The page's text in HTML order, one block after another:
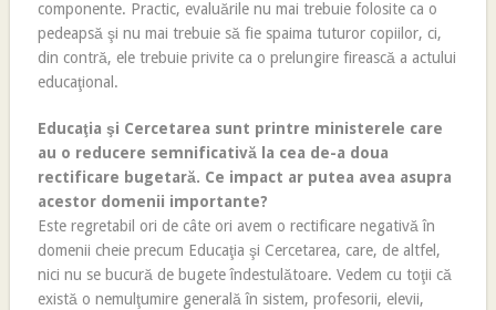
componente. Practic, evaluările nu mai trebuie folosite ca o
pedeapsă şi nu mai trebuie să fie spaima tuturor copiilor, ci,
din contră, ele trebuie privite ca o prelungire firească a actului
educaţional.
Educaţia şi Cercetarea sunt printre ministerele care
au o reducere semnificativă la cea de-a doua
rectificare bugetară. Ce impact ar putea avea asupra
acestor domenii importante?
Este regretabil ori de câte ori avem o rectificare negativă în
domenii cheie precum Educaţia şi Cercetarea, care, de altfel,
nici nu se bucură de bugete îndestulătoare. Vedem cu toţii că
există o nemulţumire generală în sistem, profesorii, elevii,